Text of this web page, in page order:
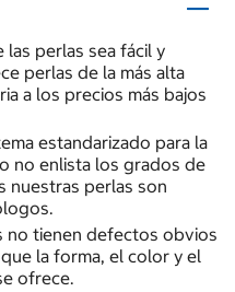
perlas sea fácil y
perlas de la más alta
a los precios más bajos
estandarizado para la
no enlista los grados de
nuestras perlas son
no tienen defectos obvios
la forma, el color y el
ofrece.